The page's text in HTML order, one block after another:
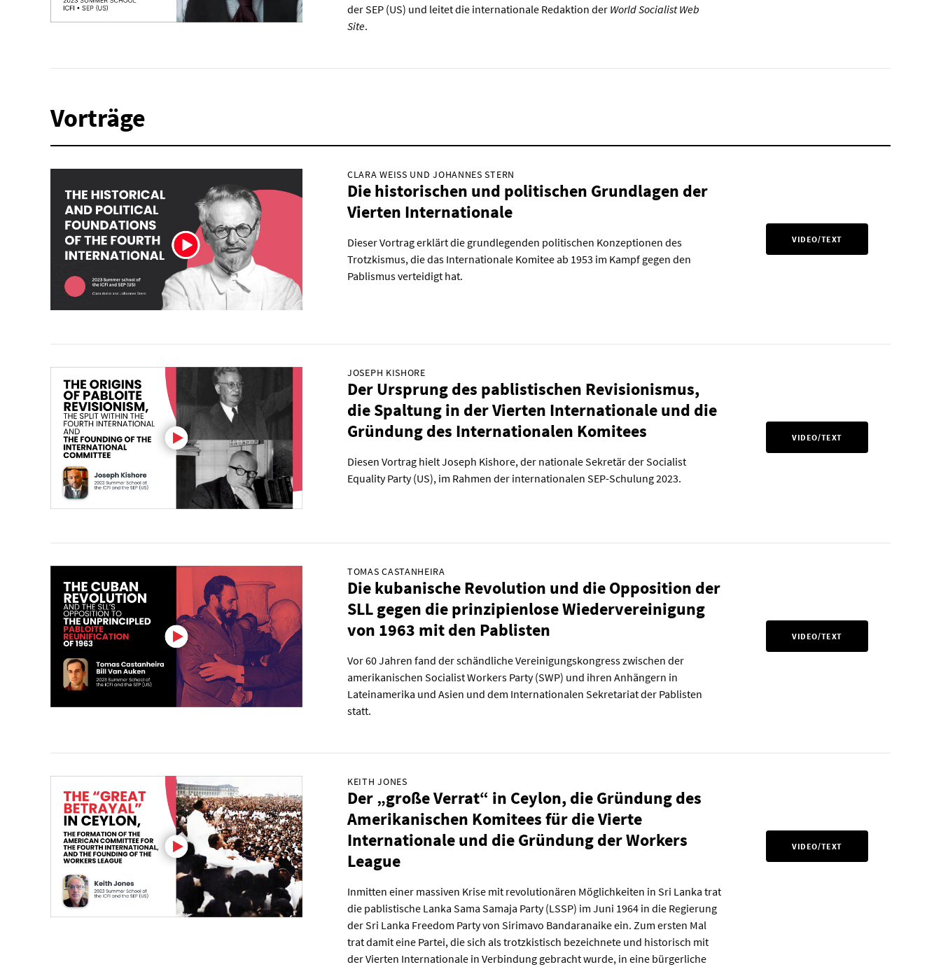
der SEP (US) und leitet die internationale Redaktion der World Socialist Web
Site.
Vorträge
CLARA WEISS UND JOHANNES STERN
Die historischen und politischen Grundlagen der
Vierten Internationale
Dieser Vortrag erklärt die grundlegenden politischen Konzeptionen des
Trotzkismus, die das Internationale Komitee ab 1953 im Kampf gegen den
Pablismus verteidigt hat.
VIDEO/TEXT
JOSEPH KISHORE
Der Ursprung des pablistischen Revisionismus,
die Spaltung in der Vierten Internationale und die
Gründung des Internationalen Komitees
Diesen Vortrag hielt Joseph Kishore, der nationale Sekretär der Socialist
Equality Party (US), im Rahmen der internationalen SEP-Schulung 2023.
VIDEO/TEXT
TOMAS CASTANHEIRA
Die kubanische Revolution und die Opposition der
SLL gegen die prinzipienlose Wiedervereinigung
von 1963 mit den Pablisten
Vor 60 Jahren fand der schändliche Vereinigungskongress zwischen der
amerikanischen Socialist Workers Party (SWP) und ihren Anhängern in
Lateinamerika und Asien und dem Internationalen Sekretariat der Pablisten
statt.
VIDEO/TEXT
KEITH JONES
Der „große Verrat“ in Ceylon, die Gründung des
Amerikanischen Komitees für die Vierte
Internationale und die Gründung der Workers
League
Inmitten einer massiven Krise mit revolutionären Möglichkeiten in Sri Lanka trat
die pablistische Lanka Sama Samaja Party (LSSP) im Juni 1964 in die Regierung
der Sri Lanka Freedom Party von Sirimavo Bandaranaike ein. Zum ersten Mal
trat damit eine Partei, die sich als trotzkistisch bezeichnete und historisch mit
der Vierten Internationale in Verbindung gebracht wurde, in eine bürgerliche
VIDEO/TEXT